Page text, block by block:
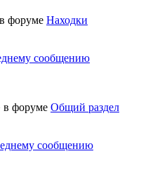
форуме Находки
сообщению
в форуме Общий раздел
сообщению